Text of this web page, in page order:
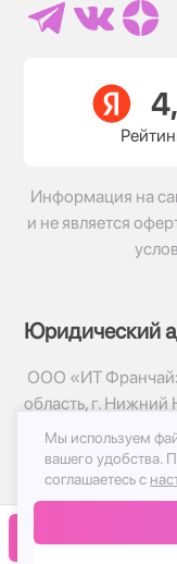
Информация на
и не является
Юридический
ООО «ИТ
область, г.
© 2017-2026г,
Политика
Публичная оферта
Мы используем
вашего удобства.
соглашаетесь с